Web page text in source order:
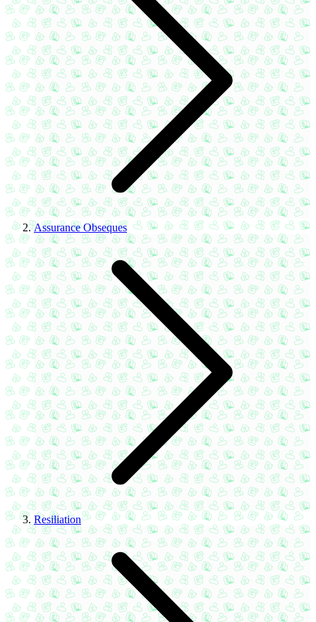
Assurance Obseques
Resiliation